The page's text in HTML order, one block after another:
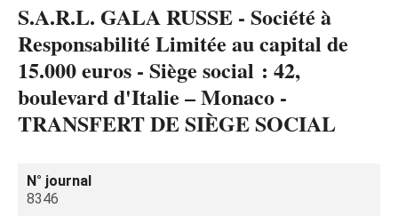
S.A.R.L. GALA RUSSE - Société à
Responsabilité Limitée au capital de
15.000 euros - Siège social : 42,
boulevard d'Italie – Monaco -
TRANSFERT DE SIÈGE SOCIAL
N° journal
8346